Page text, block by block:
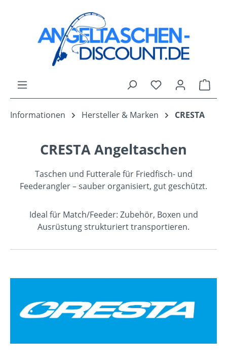
Zum Hauptinhalt springen
Du hast 0
Informationen Hersteller & Marken CRESTA
CRESTA Angeltaschen
Taschen und Futterale für Friedfisch- und
Feederangler – sauber organisiert, gut geschützt.
Ideal für Match/Feeder: Zubehör, Boxen und
Ausrüstung strukturiert transportieren.